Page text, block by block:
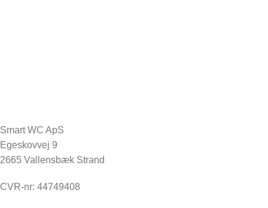
Smart WC ApS
Egeskovvej 9
2665 Vallensbæk Strand
CVR-nr: 44749408